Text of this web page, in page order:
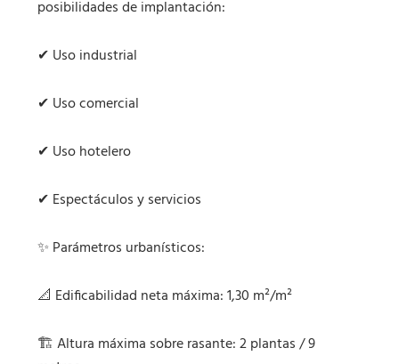
posibilidades de implantación:
✔ Uso industrial
✔ Uso comercial
✔ Uso hotelero
✔ Espectáculos y servicios
✨ Parámetros urbanísticos:
📐 Edificabilidad neta máxima: 1,30 m²/m²
🏗️ Altura máxima sobre rasante: 2 plantas / 9